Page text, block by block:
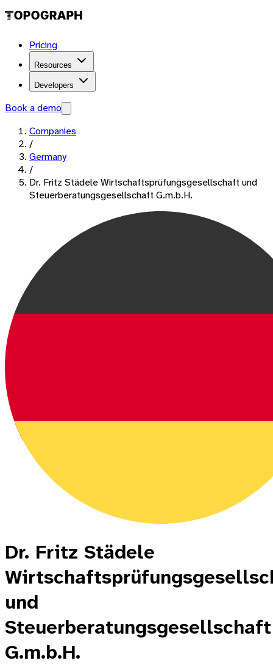
Pricing
Resources
Developers
Book a demo
Companies
/
Germany
/
Dr. Fritz Städele Wirtschaftsprüfungsgesellschaft und
Steuerberatungsgesellschaft G.m.b.H.
Dr. Fritz Städele
und
Steuerberatungsgesellschaft
G.m.b.H.